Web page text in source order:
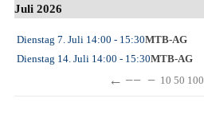
Juli 2026
Dienstag 7. Juli 14:00 - 15:30MTB-AG
Dienstag 14. Juli 14:00 - 15:30MTB-AG
← −− − 10 50 100